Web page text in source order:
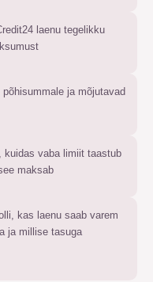
laenu tegelikku
põhisummale ja mõjutavad
kuidas vaba limiit taastub
maksab
kas laenu saab varem
ja millise tasuga